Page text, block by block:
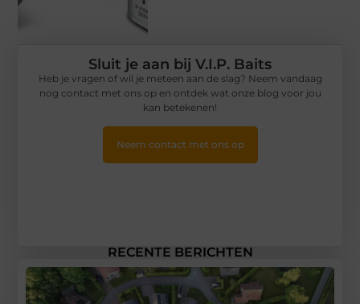
RECENTE BERICHTEN
Sluit je aan bij V.I.P. Baits
Heb je vragen of wil je meteen aan de slag? Neem vandaag
nog contact met ons op en ontdek wat onze blog voor jou
kan betekenen!
Neem contact met ons op